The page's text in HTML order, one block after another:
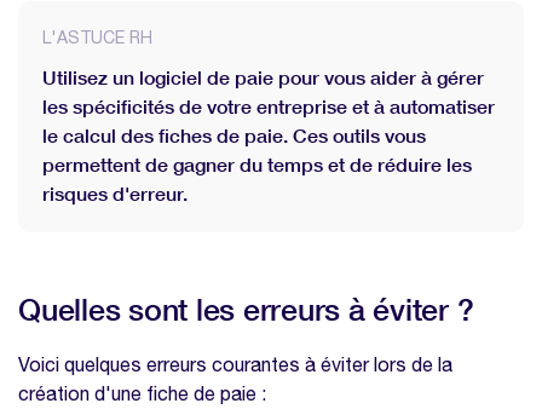
L'ASTUCE RH
Utilisez un logiciel de paie pour vous aider à gérer
les spécificités de votre entreprise et à automatiser
le calcul des fiches de paie. Ces outils vous
permettent de gagner du temps et de réduire les
risques d'erreur.
Quelles sont les erreurs à éviter ?
Voici quelques erreurs courantes à éviter lors de la
création d'une fiche de paie :